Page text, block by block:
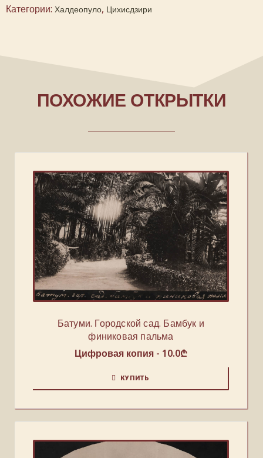
Категории: Халдеопуло, Цихисдзири
ПОХОЖИЕ ОТКРЫТКИ
Батуми. Городской сад. Бамбук и
финиковая пальма
Цифровая копия - 10.0₾
КУПИТЬ